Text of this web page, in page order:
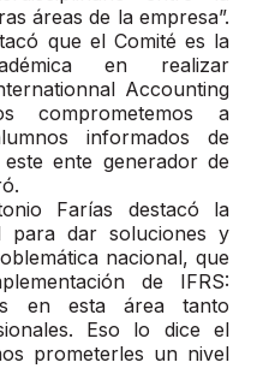
áreas de la empresa”.
que el Comité es la
en realizar
Accounting
comprometemos a
informados de
ente generador de
Farías destacó la
para dar soluciones y
nacional, que
de IFRS:
en esta área tanto
Eso lo dice el
prometerles un nivel